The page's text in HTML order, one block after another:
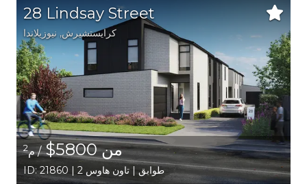
28 Lindsay Street
كرايستشيرش, نيوزيلاندا
من 5800$ / م2
ID: 21860 | 2 طوابق | تاون هاوس